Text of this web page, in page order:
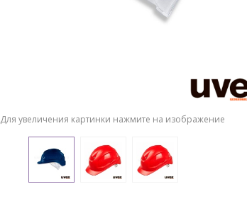
Для увеличения картинки нажмите на изображение